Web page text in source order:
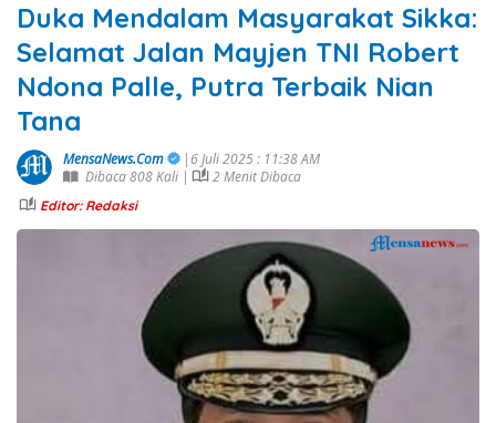
Duka Mendalam Masyarakat Sikka:
Selamat Jalan Mayjen TNI Robert
Ndona Palle, Putra Terbaik Nian
Tana
MensaNews.Com
|6 Juli 2025 : 11:38 AM
Dibaca 808 Kali |
2 Menit Dibaca
Editor: Redaksi